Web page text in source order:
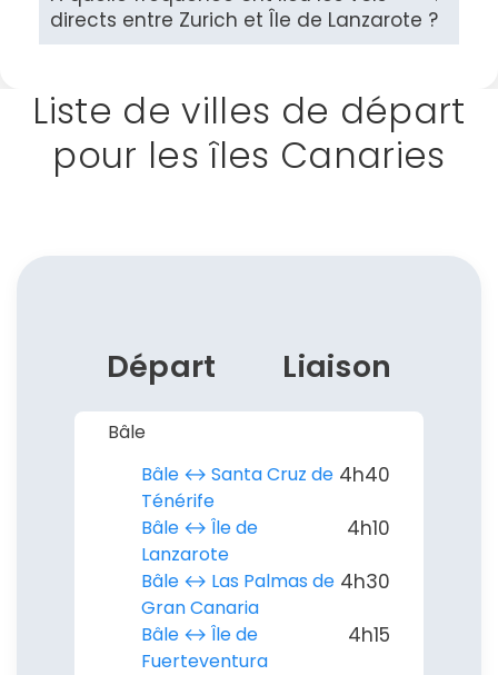
directs entre Zurich et Île de Lanzarote ?
Liste de villes de départ
pour les îles Canaries
Départ Liaison
Bâle
Bâle ↔︎ Santa Cruz de
Ténérife
4h40
Bâle ↔︎ Île de
Lanzarote
4h10
Bâle ↔︎ Las Palmas de
Gran Canaria
4h30
Bâle ↔︎ Île de
Fuerteventura
4h15